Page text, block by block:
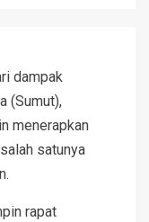
dampak
(Sumut),
menerapkan
satunya
rapat